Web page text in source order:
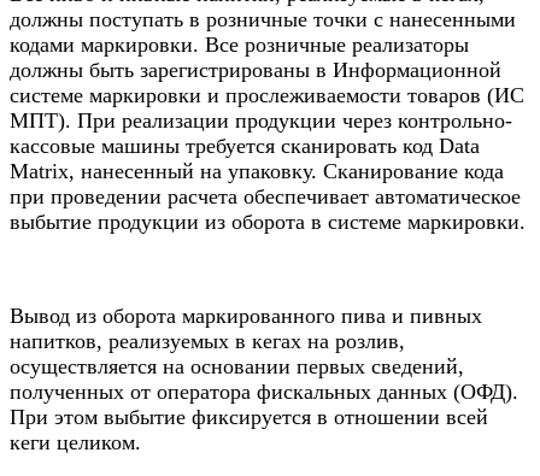
должны поступать в розничные точки с нанесенными
кодами маркировки. Все розничные реализаторы
должны быть зарегистрированы в Информационной
системе маркировки и прослеживаемости товаров (ИС
МПТ). При реализации продукции через контрольно-
кассовые машины требуется сканировать код Data
Matrix, нанесенный на упаковку. Сканирование кода
при проведении расчета обеспечивает автоматическое
выбытие продукции из оборота в системе маркировки.
Вывод из оборота маркированного пива и пивных
напитков, реализуемых в кегах на розлив,
осуществляется на основании первых сведений,
полученных от оператора фискальных данных (ОФД).
При этом выбытие фиксируется в отношении всей
кеги целиком.